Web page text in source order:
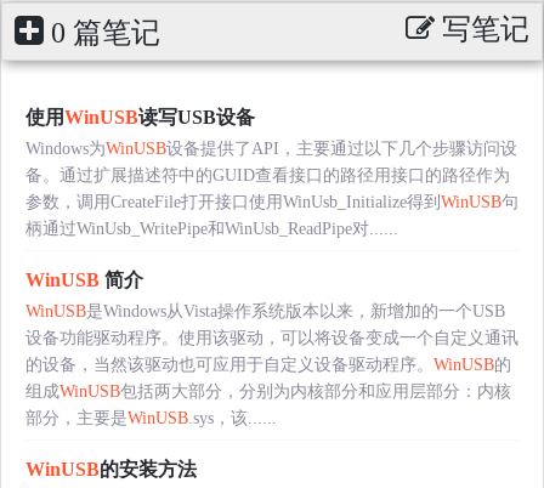
0 篇笔记 写笔记
使用WinUSB读写USB设备
Windows为WinUSB设备提供了API，主要通过以下几个步骤访问设
备。通过扩展描述符中的GUID查看接口的路径用接口的路径作为
参数，调用CreateFile打开接口使用WinUsb_Initialize得到 WinUSB句
柄通过WinUsb_WritePipe和WinUsb_ReadPipe对......
WinUSB 简介
WinUSB是Windows从Vista操作系统版本以来，新增加的一个USB
设备功能驱动程序。使用该驱动，可以将设备变成一个自定义通讯
的设备，当然该驱动也可应用于自定义设备驱动程序。 WinUSB的
组成WinUSB包括两大部分，分别为内核部分和应用层部分：内核
部分，主要是WinUSB .sys，该......
WinUSB的安装方法